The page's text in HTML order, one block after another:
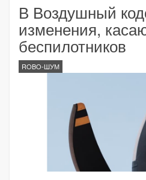
В Воздушный
изменения,
беспилотников
ROBO-ШУМ